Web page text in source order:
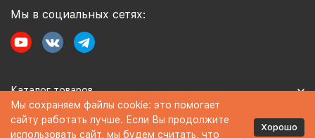
Мы в социальных сетях:
Каталог товаров
Информация
Мы сохраняем файлы cookie: это помогает
сайту работать лучше. Если Вы продолжите
использовать сайт, мы будем считать, что
Хорошо